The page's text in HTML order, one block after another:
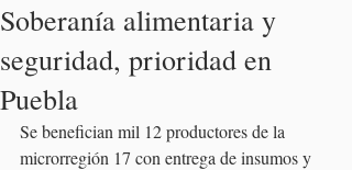
Soberanía alimentaria y
seguridad, prioridad en
Puebla
Se benefician mil 12 productores de la
microrregión 17 con entrega de insumos y